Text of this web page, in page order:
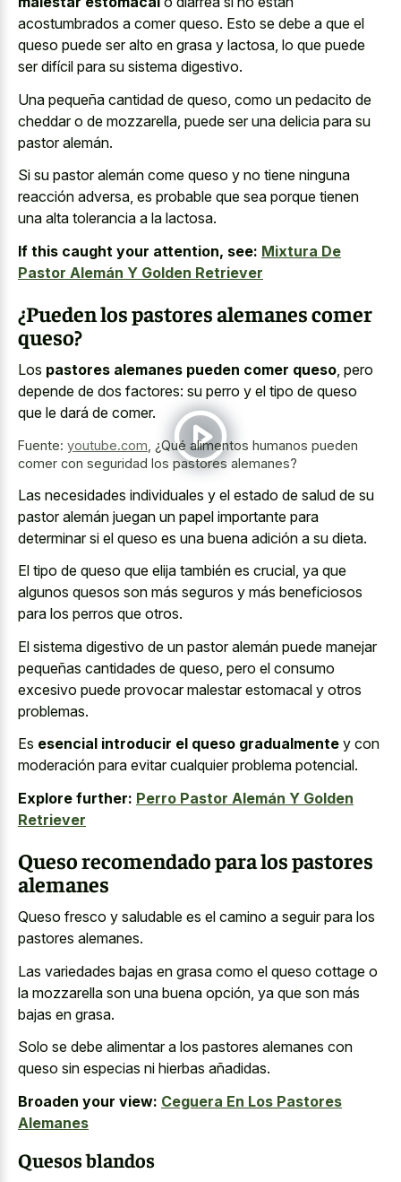
acostumbrados a comer queso. Esto se debe a que el
queso puede ser alto en grasa y lactosa, lo que puede
ser difícil para su sistema digestivo.
Una pequeña cantidad de queso, como un pedacito de
cheddar o de mozzarella, puede ser una delicia para su
pastor alemán.
Si su pastor alemán come queso y no tiene ninguna
reacción adversa, es probable que sea porque tienen
una alta tolerancia a la lactosa.
If this caught your attention, see: Mixtura De
Pastor Alemán Y Golden Retriever
¿Pueden los pastores alemanes comer
queso?
Los pastores alemanes pueden comer queso, pero
depende de dos factores: su perro y el tipo de queso
que le dará de comer.
Fuente: youtube.com ¿Qué alimentos humanos pueden
comer con seguridad los pastores alemanes?
Las necesidades individuales y el estado de salud de su
pastor alemán juegan un papel importante para
determinar si el queso es una buena adición a su dieta.
El tipo de queso que elija también es crucial, ya que
algunos quesos son más seguros y más beneficiosos
para los perros que otros.
El sistema digestivo de un pastor alemán puede manejar
pequeñas cantidades de queso, pero el consumo
excesivo puede provocar malestar estomacal y otros
problemas.
Es esencial introducir el queso gradualmente y con
moderación para evitar cualquier problema potencial.
Explore further: Perro Pastor Alemán Y Golden
Retriever
Queso recomendado para los pastores
alemanes
Queso fresco y saludable es el camino a seguir para los
pastores alemanes.
Las variedades bajas en grasa como el queso cottage o
la mozzarella son una buena opción, ya que son más
bajas en grasa.
Solo se debe alimentar a los pastores alemanes con
queso sin especias ni hierbas añadidas.
Broaden your view: Ceguera En Los Pastores
Alemanes
Quesos blandos